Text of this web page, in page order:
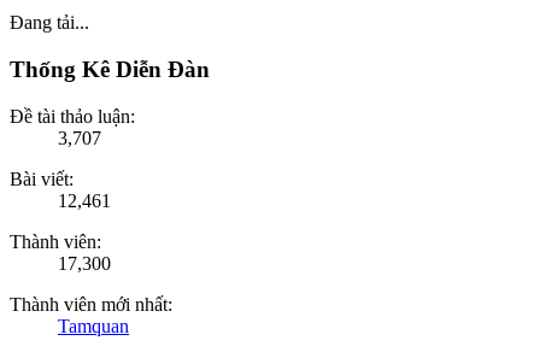
Đang tải...
Thống Kê Diễn Đàn
Đề tài thảo luận:
3,707
Bài viết:
12,461
Thành viên:
17,300
Thành viên mới nhất:
Tamquan